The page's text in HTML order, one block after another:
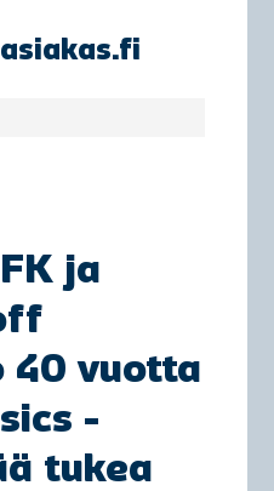
ja
40 vuotta
-
tukea